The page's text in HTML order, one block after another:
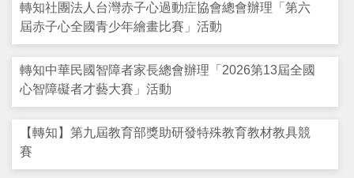
轉知社團法人台灣赤子心過動症協會總會辦理「第六
屆赤子心全國青少年繪畫比賽」活動
轉知中華民國智障者家長總會辦理「2026第13屆全國
心智障礙者才藝大賽」活動
【轉知】第九屆教育部獎助研發特殊教育教材教具競
賽